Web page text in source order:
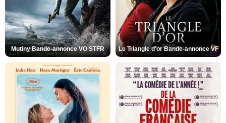
Mutiny Bande-annonce VO STFR Le Triangle d'or Bande-annonce VF